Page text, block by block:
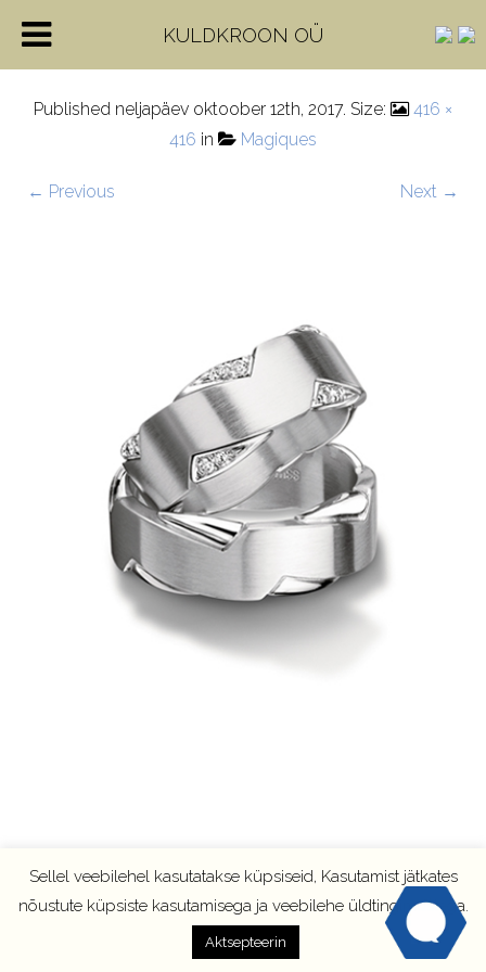
H-71_82380_0_0
Published neljapäev oktoober 12th, 2017. Size:
416 ×
416 in Magiques
← Previous Next →
Sellel veebilehel kasutatakse küpsiseid, Kasutamist jätkates
nõustute küpsiste kasutamisega ja veebilehe üldtingimustega.
Aktsepteerin
KULDKROON OÜ